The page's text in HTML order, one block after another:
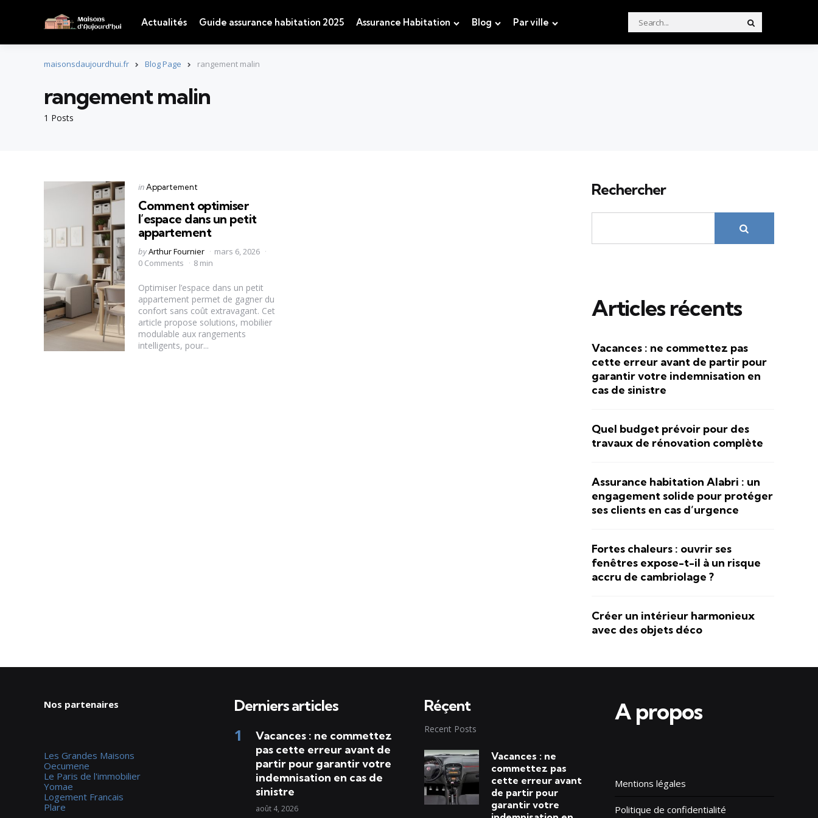
Actualités Guide assurance habitation 2025 Assurance Habitation Blog Par ville
Search
for:
maisonsdaujourdhui.fr Blog Page rangement malin
1 Posts
rangement malin
Categories
Posted
in Appartement
Comment optimiser
l’espace dans un petit
appartement
Posted
by
byArthur Fournier
mars 6, 2026
0 Comments
8 min
Optimiser l’espace dans un petit
appartement permet de gagner du
confort sans coût extravagant. Cet
article propose solutions, mobilier
modulable aux rangements
intelligents, pour...
Rechercher
Articles récents
Vacances : ne commettez pas
cette erreur avant de partir pour
garantir votre indemnisation en
cas de sinistre
Quel budget prévoir pour des
travaux de rénovation complète
Assurance habitation Alabri : un
engagement solide pour protéger
ses clients en cas d’urgence
Fortes chaleurs : ouvrir ses
fenêtres expose-t-il à un risque
accru de cambriolage ?
Créer un intérieur harmonieux
avec des objets déco
Nos partenaires
Les Grandes Maisons
Oecumene
Le Paris de l'immobilier
Yomae
Logement Francais
Plare
Derniers articles
Vacances : ne commettez
pas cette erreur avant de
partir pour garantir votre
indemnisation en cas de
sinistre
août 4, 2026
Réçent
Recent Posts
Vacances : ne
commettez pas
cette erreur avant
de partir pour
garantir votre
A propos
Mentions légales
Politique de confidentialité